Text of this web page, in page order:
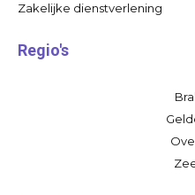
Zakelijke dienstverlening
Regio's